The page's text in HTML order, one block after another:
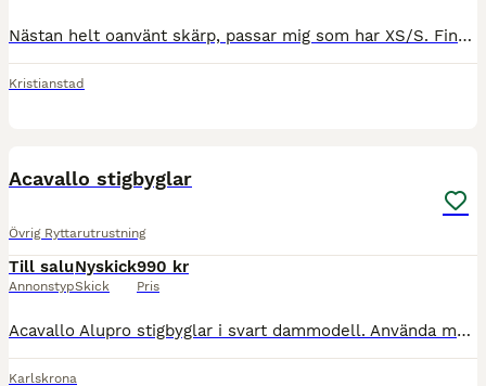
Nästan helt oanvänt skärp, passar mig som har XS/S. Finns att hämta i Kristianstad, annars står köpare för frakt👍💕 Nypris: 998kr
Kristianstad
Acavallo stigbyglar
Övrig Ryttarutrustning
Till salu
Annonstyp
Nyskick
Skick
990 kr
Pris
Acavallo Alupro stigbyglar i svart dammodell. Använda men i mycket fint skick. Superbra stigbyglar med bra grepp som inte förstör stövlarna, utbytbara plattor med mellanrum som gör att sand och vatten
Karlskrona